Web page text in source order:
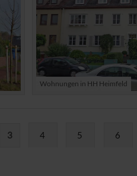
Wohnungen in HH Heimfeld
3 4 5 6